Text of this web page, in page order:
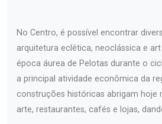
No Centro, é possível encontrar
arquitetura eclética, neoclássica e
época áurea de Pelotas durante o
a principal atividade econômica da
construções históricas abrigam hoje
arte, restaurantes, cafés e lojas,